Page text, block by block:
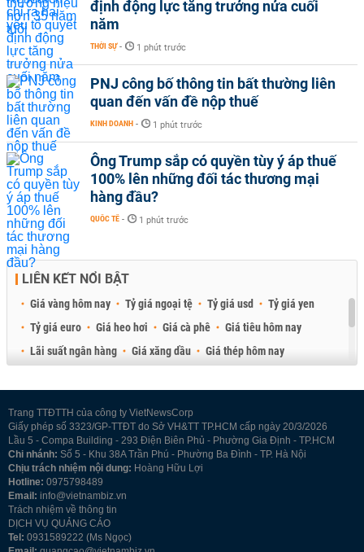
định động lực tăng trưởng nửa cuối
năm
THỜI SỰ - 1 phút trước
PNJ công bố thông tin bất thường liên
quan đến vấn đề nộp thuế
KINH DOANH - 1 phút trước
Ông Trump sắp có quyền tùy ý áp thuế
100% lên những đối tác thương mại
hàng đầu?
QUỐC TẾ - 1 phút trước
LIÊN KẾT NỔI BẬT
Giá vàng hôm nay Tỷ giá ngoại tệ Tỷ giá usd
Tỷ giá yen
Tỷ giá euro
Giá heo hơi Giá cà phê
Giá tiêu hôm nay
Lãi suất ngân hàng
Giá xăng dầu
Giá thép hôm nay
Trang TTĐTTH của công ty VietNewsCorp
Giấy phép số 3323/GP-TTĐT do Sở VH&TT TP.HCM cấp ngày 20/3/2026
Lầu 5 - Compa Building - 293 Điện Biên Phủ - Phường Gia Định - TP.HCM
Chi nhánh: Số 5 - Khu 38A Trần Phú - Phường Ba Đình - TP. Hà Nội
Chịu trách nhiệm nội dung: Hoàng Hữu Lợi
Hotline: 0975798489
Email: info@vietnambiz.vn
Trách nhiệm về thông tin
DỊCH VỤ QUẢNG CÁO
Tel: 0931589222 (Ms Ngọc)